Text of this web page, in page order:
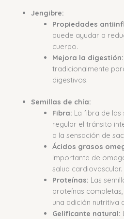
Jengibre:
Propiedades
puede ayudar a
cuerpo.
Mejora la digestión:
tradicionalmente
digestivos.
Semillas de chía:
Fibra: La fibra de las
regular el tránsito
a la sensación de
Ácidos grasos
importante de
salud cardiovascular.
Proteínas: Las
proteínas
una adición nutritiva
Gelificante natural: